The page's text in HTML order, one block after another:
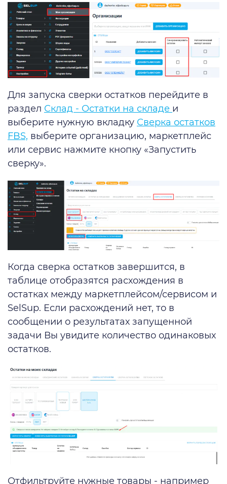
Для запуска сверки остатков перейдите в
раздел Склад - Остатки на складе и
выберите нужную вкладку Сверка остатков
FBS, выберите организацию, маркетплейс
или сервис нажмите кнопку «‎Запустить
сверку»‎.
Когда сверка остатков завершится, в
таблице отобразятся расхождения в
остатках между маркетплейсом/сервисом и
SelSup. Если расхождений нет, то в
сообщении о результатах запущенной
задачи Вы увидите количество одинаковых
остатков.
Отфильтруйте нужные товары - например